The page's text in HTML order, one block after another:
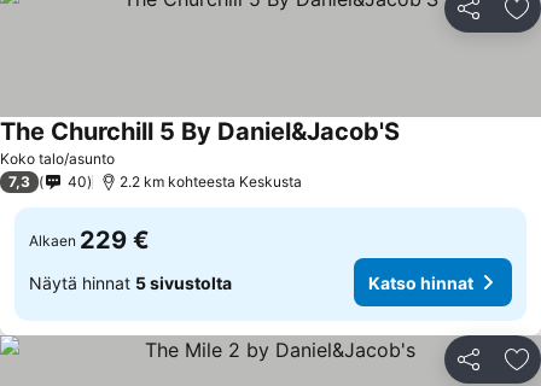
Jaa
Koko talo/asunto
The Churchill 5 By Daniel&Jacob'S
7,3 40 2.2 km kohteesta Keskusta
Alkaen 229 €
Näytä hinnat 5 sivustolta Katso hinnat
Jaa